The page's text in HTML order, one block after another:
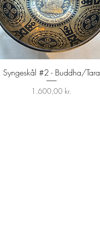
Hurtigvisning
Syngeskål #2 - Buddha/Tara
Pris
1.600,00 kr.